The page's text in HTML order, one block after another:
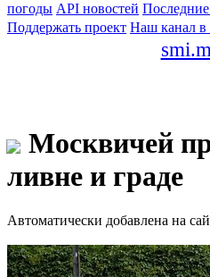
погоды API новостей
Поддержать проект Наш канал в
Москвичей
ливне и граде
Автоматически добавлена на